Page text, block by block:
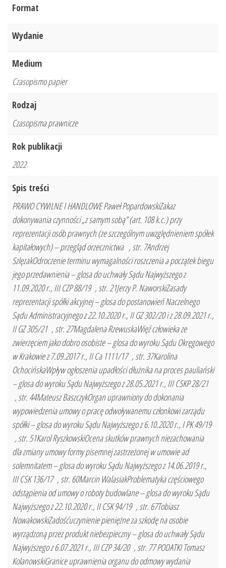
Nr
2/2022
191
Format
Wydanie
Medium
Czasopismo papier
Rodzaj
Czasopisma prawnicze
Rok publikacji
2022
Spis treści
PRAWO CYWILNE I HANDLOWE Paweł PopardowskiZakaz
dokonywania czynności „z samym sobą” (art. 108 k.c.) przy
reprezentacji osób prawnych (ze szczególnym uwzględnieniem spółek
kapitałowych) – przegląd orzecznictwa , str. 7Andrzej
SzlęzakOdroczenie terminu wymagalności roszczenia a początek biegu
jego przedawnienia – glosa do uchwały Sądu Najwyższego z
11.09.2020 r., III CZP 88/19 , str. 21Jerzy P. NaworskiZasady
reprezentacji spółki akcyjnej – glosa do postanowień Naczelnego
Sądu Administracyjnego z 22.10.2020 r., II GZ 302/20 i z 28.09.2021 r.,
II GZ 305/21 , str. 27Magdalena RzewuskaWięź człowieka ze
zwierzęciem jako dobro osobiste – glosa do wyroku Sądu Okręgowego
w Krakowie z 7.09.2017 r., II Ca 1111/17 , str. 37Karolina
OchocińskaWpływ ogłoszenia upadłości dłużnika na proces pauliański
– glosa do wyroku Sądu Najwyższego z 28.05.2021 r., III CSKP 28/21
, str. 44Mateusz BaszczykOrgan uprawniony do dokonania
wypowiedzenia umowy o pracę odwoływanemu członkowi zarządu
spółki – glosa do wyroku Sądu Najwyższego z 6.10.2020 r., I PK 49/19
, str. 51Karol RyszkowskiOcena skutków prawnych niezachowania
dla zmiany umowy formy pisemnej zastrzeżonej w umowie ad
solemnitatem – glosa do wyroku Sądu Najwyższego z 14.06.2019 r.,
III CSK 136/17 , str. 60Marcin WalasiakProblematyka częściowego
odstąpienia od umowy o roboty budowlane – glosa do wyroku Sądu
Najwyższego z 22.10.2020 r., II CSK 94/19 , str. 67Tobiasz
NowakowskiZadośćuczynienie pieniężne za szkodę na osobie
wyrządzoną przez produkt niebezpieczny – glosa do uchwały Sądu
Najwyższego z 6.07.2021 r., III CZP 34/20 , str. 77 PODATKI Tomasz
KolanowskiGranice uprawnienia organu do odmowy wydania